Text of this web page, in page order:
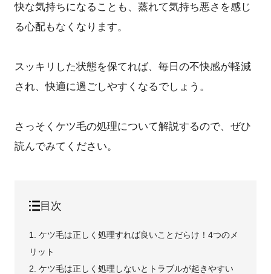
快な気持ちになることも、蒸れて気持ち悪さを感じ
る心配もなくなります。
スッキリした状態を保てれば、毎日の不快感が軽減
され、快適に過ごしやすくなるでしょう。
さっそくケツ毛の処理について解説するので、ぜひ
読んでみてください。
目次
1. ケツ毛は正しく処理すれば良いことだらけ！4つのメ
リット
2. ケツ毛は正しく処理しないとトラブルが起きやすい